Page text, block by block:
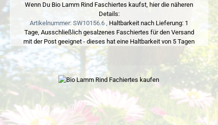
Wenn Du Bio Lamm Rind Faschiertes kaufst, hier die näheren
Details:
Artikelnummer: SW10156.6 , Haltbarkeit nach Lieferung: 1
Tage, Ausschließlich gesalzenes Faschiertes für den Versand
mit der Post geeignet - dieses hat eine Haltbarkeit von 5 Tagen
Bildergalerie überspringen